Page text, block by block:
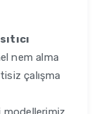
nem alma
çalışma